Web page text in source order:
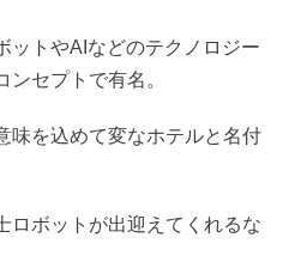
ットやAIなどのテクノロジー
ンセプトで有名。
味を込めて変なホテルと名付
ロボットが出迎えてくれるな